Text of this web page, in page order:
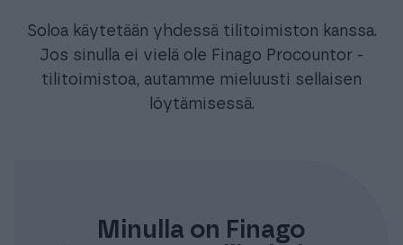
Soloa käytetään yhdessä tilitoimiston kanssa.
Jos sinulla ei vielä ole Finago Procountor -
tilitoimistoa, autamme mieluusti sellaisen
löytämisessä.
Minulla on Finago